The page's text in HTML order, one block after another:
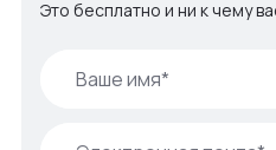
Это бесплатно и ни к чему